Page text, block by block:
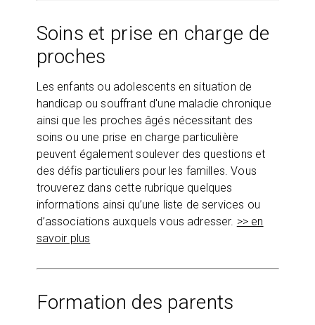
Soins et prise en charge de
proches
Les enfants ou adolescents en situation de
handicap ou souffrant d'une maladie chronique
ainsi que les proches âgés nécessitant des
soins ou une prise en charge particulière
peuvent également soulever des questions et
des défis particuliers pour les familles. Vous
trouverez dans cette rubrique quelques
informations ainsi qu’une liste de services ou
d’associations auxquels vous adresser. >> en
savoir plus
Formation des parents